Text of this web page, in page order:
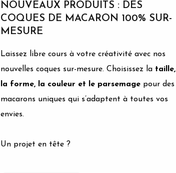
NOUVEAUX PRODUITS : DES
COQUES DE MACARON 100% SUR-
MESURE
Laissez libre cours à votre créativité avec nos
nouvelles coques sur-mesure. Choisissez la taille,
la forme, la couleur et le parsemage pour des
macarons uniques qui s’adaptent à toutes vos
envies.
Un projet en tête ?